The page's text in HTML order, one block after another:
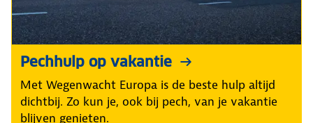
Pechhulp op vakantie
Met Wegenwacht Europa is de beste hulp altijd
dichtbij. Zo kun je, ook bij pech, van je vakantie
blijven genieten.